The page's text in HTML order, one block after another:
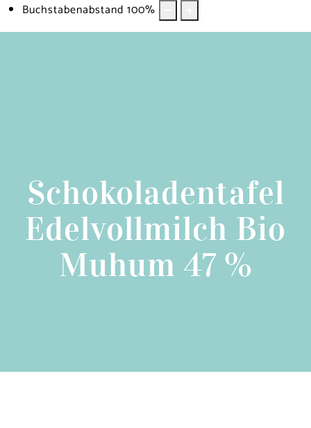
Buchstabenabstand 100%
Schokoladentafel
Edelvollmilch Bio
Muhum 47 %